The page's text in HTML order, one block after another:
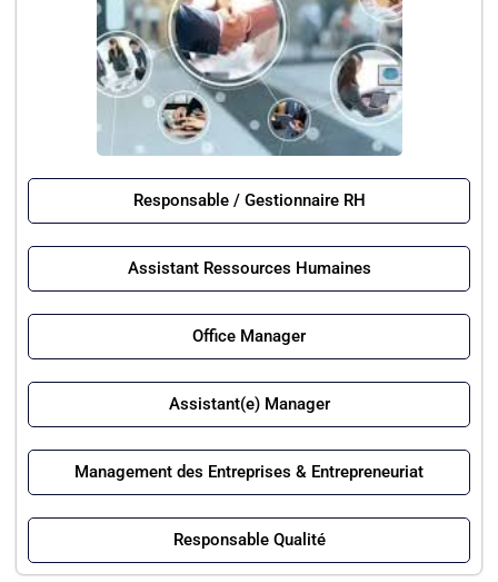
Responsable / Gestionnaire RH
Assistant Ressources Humaines
Office Manager
Assistant(e) Manager
Management des Entreprises & Entrepreneuriat
Responsable Qualité